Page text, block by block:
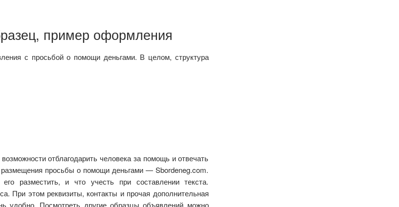
пример оформления
с просьбой о помощи деньгами. В целом, структура
отблагодарить человека за помощь и отвечать
просьбы о помощи деньгами — Sbordeneg.com.
разместить, и что учесть при составлении текста.
При этом реквизиты, контакты и прочая дополнительная
удобно. Посмотреть другие образцы объявлений можно